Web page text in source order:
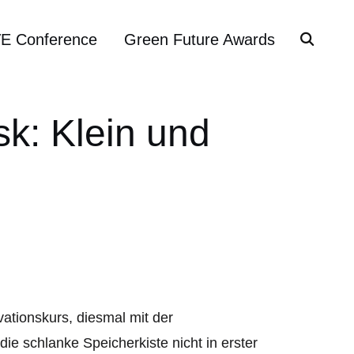
Conference Green Future Awards
Klein und
diesmal mit der
schlanke Speicherkiste nicht in erster